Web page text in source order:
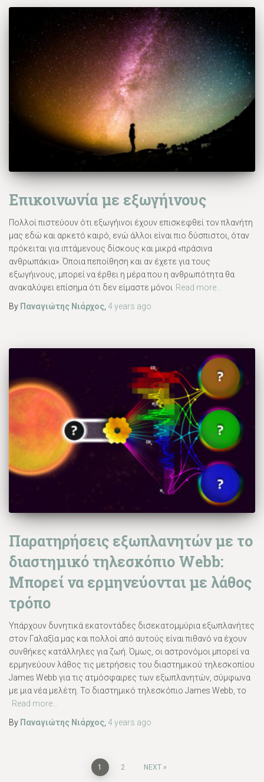
Επικοινωνία με εξωγήινους
Πολλοί πιστεύουν ότι εξωγήινοι έχουν επισκεφθεί τον πλανήτη
μας εδώ και αρκετό καιρό, ενώ άλλοι είναι πιο δύσπιστοι, όταν
πρόκειται για ιπτάμενους δίσκους και μικρά «πράσινα
ανθρωπάκια». Όποια πεποίθηση και αν έχετε για τους
εξωγήινους, μπορεί να έρθει η μέρα που η ανθρωπότητα θα
ανακαλύψει επίσημα ότι δεν είμαστε μόνοι Read more…
By Παναγιώτης Νιάρχος 4 years ago
Παρατηρήσεις εξωπλανητών με το
διαστημικό τηλεσκόπιο Webb:
Μπορεί να ερμηνεύονται με λάθος
τρόπο
Υπάρχουν δυνητικά εκατοντάδες δισεκατομμύρια εξωπλανήτες
στον Γαλαξία μας και πολλοί από αυτούς είναι πιθανό να έχουν
συνθήκες κατάλληλες για ζωή. Όμως, οι αστρονόμοι μπορεί να
ερμηνεύουν λάθος τις μετρήσεις του διαστημικού τηλεσκοπίου
James Webb για τις ατμόσφαιρες των εξωπλανητών, σύμφωνα
με μια νέα μελέτη. Το διαστημικό τηλεσκόπιο James Webb, το
Read more…
By Παναγιώτης Νιάρχος 4 years ago
1 2 NEXT